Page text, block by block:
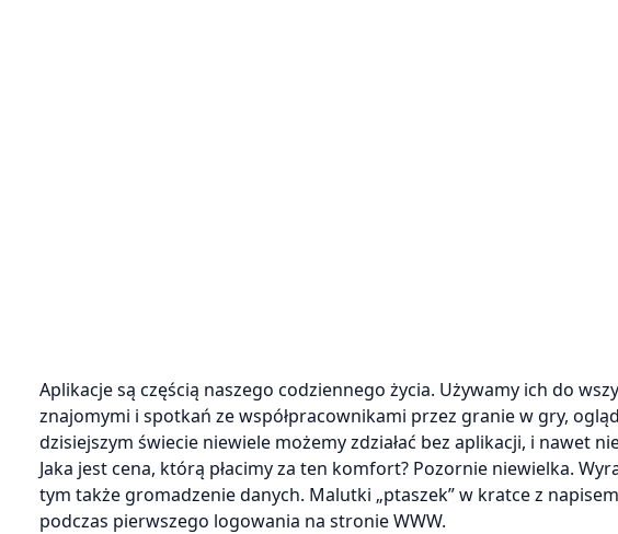
Aplikacje są częścią naszego codziennego życia. Używamy ich do
znajomymi i spotkań ze współpracownikami przez granie w gry,
dzisiejszym świecie niewiele możemy zdziałać bez aplikacji, i nawet
Jaka jest cena, którą płacimy za ten komfort? Pozornie niewielka.
tym także gromadzenie danych. Malutki „ptaszek” w kratce z
podczas pierwszego logowania na stronie WWW.